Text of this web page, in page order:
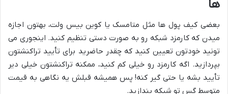
ها
بعضی کیف پول ها مثل متامسک یا کوین بیس ولت، بهتون اجازه
میدن که کارمزد شبکه رو به صورت دستی تنظیم کنید. اینجوری می
تونید خودتون تعیین کنید که چقدر حاضرید برای تأیید تراکنشتون
بپردازید. اگه کارمزد رو خیلی کم کنید، ممکنه تراکنشتون خیلی دیر
تأیید بشه یا حتی گیر کنه! پس همیشه قبلش یه نگاهی به قیمت
متوسط گس تو شبکه بندازید.